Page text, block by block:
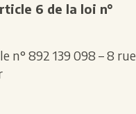
6 de la loi n°
n° 892 139 098 – 8 rue